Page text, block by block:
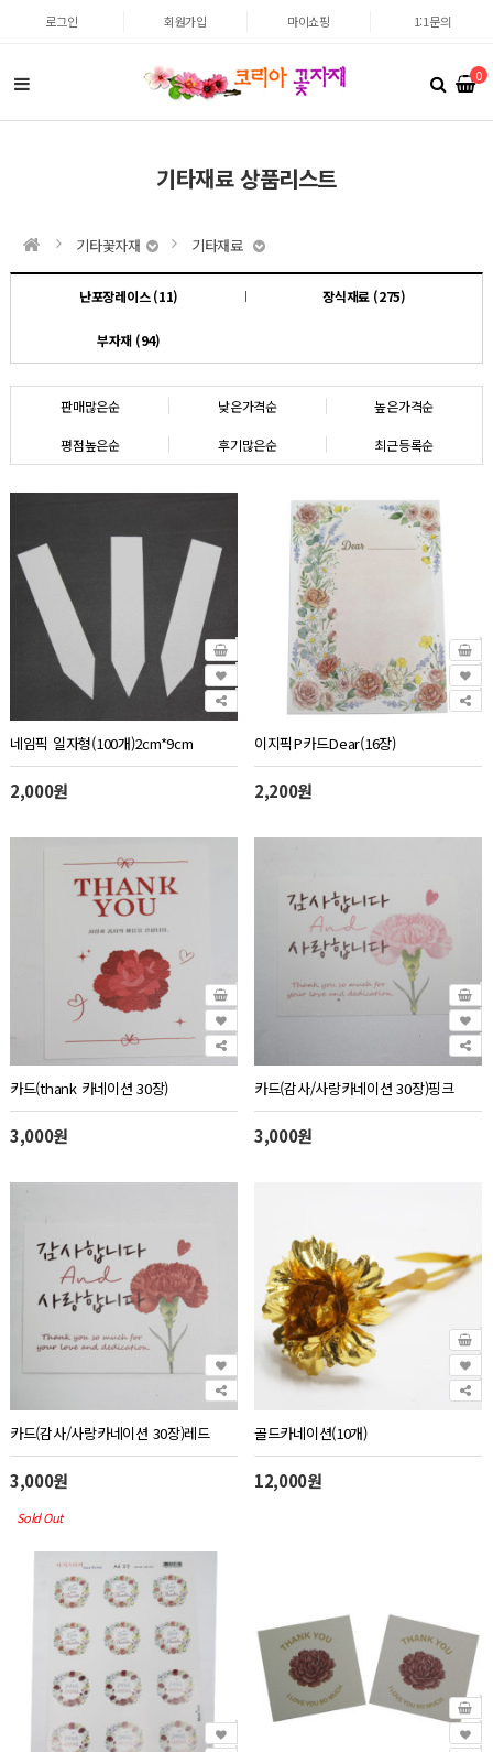
로그인 회원가입 마이쇼핑 1:1문의
0
기타재료 상품리스트
기타꽃자재 기타재료
난포장레이스 (11) 장식재료 (275)
부자재 (94)
판매많은순 낮은가격순 높은가격순
평점높은순 후기많은순 최근등록순
네임픽 일자형(100개)2cm*9cm
2,000원
이지픽P카드Dear(16장)
2,200원
카드(thank 카네이션 30장)
3,000원
카드(감사/사랑카네이션 30장)핑크
3,000원
카드(감사/사랑카네이션 30장)레드
3,000원
Sold Out
골드카네이션(10개)
12,000원